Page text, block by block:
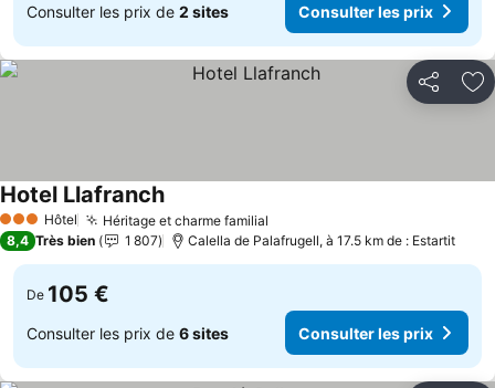
Consulter les prix de 2 sites Consulter les prix
Partager
3 ÉtoilesHôtel Héritage et charme familial
Hotel LlafranchConsulter les prix
8,4 Très bien 1 807 Calella de Palafrugell, à 17.5 km de : Estartit
De 105 €
Consulter les prix de 6 sites Consulter les prix